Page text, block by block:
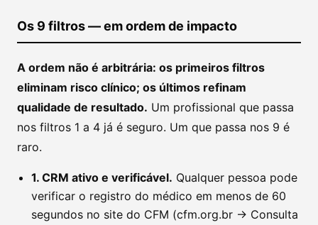
Os 9 filtros — em ordem de impacto
A ordem não é arbitrária: os primeiros filtros
eliminam risco clínico; os últimos refinam
qualidade de resultado. Um profissional que passa
nos filtros 1 a 4 já é seguro. Um que passa nos 9 é
raro.
1. CRM ativo e verificável. Qualquer pessoa pode
verificar o registro do médico em menos de 60
segundos no site do CFM (cfm.org.br → Consulta